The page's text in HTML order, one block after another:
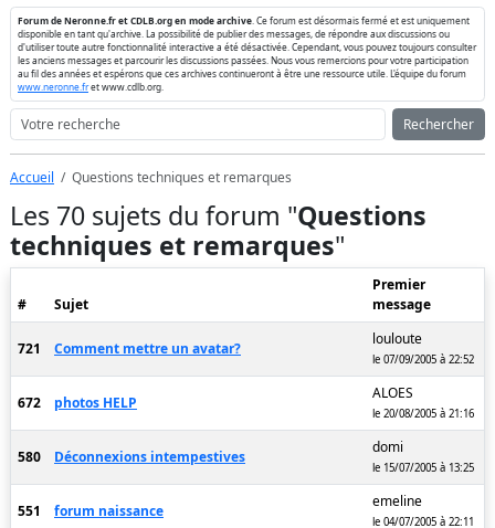
Forum de Neronne.fr et CDLB.org en mode archive . Ce forum est désormais fermé et est uniquement
disponible en tant qu'archive. La possibilité de publier des messages, de répondre aux discussions ou
d'utiliser toute autre fonctionnalité interactive a été désactivée. Cependant, vous pouvez toujours consulter
les anciens messages et parcourir les discussions passées. Nous vous remercions pour votre participation
au fil des années et espérons que ces archives continueront à être une ressource utile. L'équipe du forum
www.neronne.fret www.cdlb.org.
Rechercher
Accueil Questions techniques et remarques
Les 70 sujets du forum "Questions
techniques et remarques"
# Sujet
Premier
message
721 Comment mettre un avatar?
louloute
le 07/09/2005 à 22:52
672 photos HELP
ALOES
le 20/08/2005 à 21:16
580 Déconnexions intempestives
domi
le 15/07/2005 à 13:25
551 forum naissance
emeline
le 04/07/2005 à 22:11